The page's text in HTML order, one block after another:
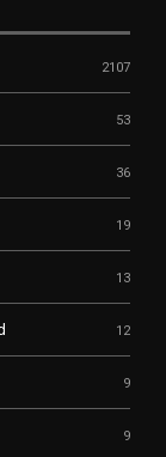
2107
53
36
19
13
12
9
9